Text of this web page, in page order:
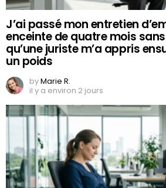
J’ai passé mon entretien
enceinte de quatre mois
qu’une juriste m’a appris
un poids
byMarie R.
il y a environ 2 jours